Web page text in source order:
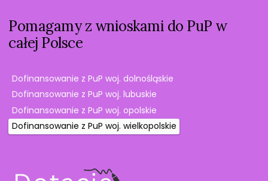
Pomagamy z wnioskami do PuP w
całej Polsce
Dofinansowanie z PuP woj. dolnośląskie
Dofinansowanie z PuP woj. lubuskie
Dofinansowanie z PuP woj. opolskie
Dofinansowanie z PuP woj. wielkopolskie